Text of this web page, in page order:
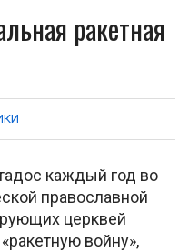
ракетная
каждый год во
православной
церквей
войну»,